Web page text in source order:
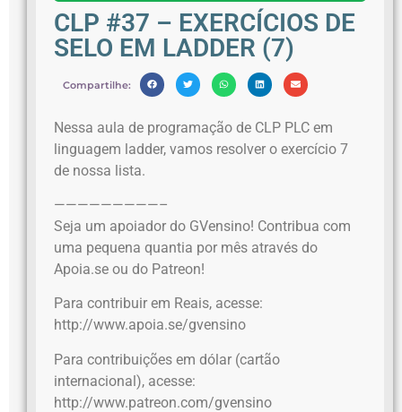
CLP #37 – EXERCÍCIOS DE
SELO EM LADDER (7)
Compartilhe:
Nessa aula de programação de CLP PLC em
linguagem ladder, vamos resolver o exercício 7
de nossa lista.
—————————–
Seja um apoiador do GVensino! Contribua com
uma pequena quantia por mês através do
Apoia.se ou do Patreon!
Para contribuir em Reais, acesse:
http://www.apoia.se/gvensino
Para contribuições em dólar (cartão
internacional), acesse:
http://www.patreon.com/gvensino